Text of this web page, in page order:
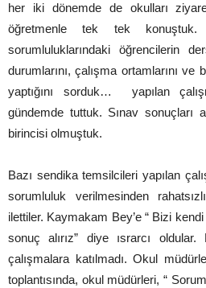
her iki dönemde de okulları
öğretmenle tek tek konuştuk.
sorumluluklarındaki öğrencilerin
durumlarını, çalışma ortamlarını ve
yaptığını sorduk… yapılan
gündemde tuttuk. Sınav sonuçları
birincisi olmuştuk.
Bazı sendika temsilcileri yapılan
sorumluluk verilmesinden
ilettiler. Kaymakam Bey’e “ Bizi
sonuç alırız” diye ısrarcı
çalışmalara katılmadı. Okul
toplantısında, okul müdürleri, “